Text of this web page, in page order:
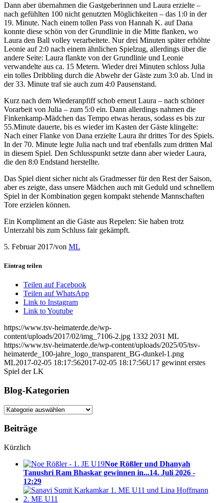
Dann aber übernahmen die Gastgeberinnen und Laura erzielte –
nach gefühlten 100 nicht genutzten Möglichkeiten – das 1:0 in der
19. Minute. Nach einem tollen Pass von Hannah K. auf Dana
konnte diese schön von der Grundlinie in die Mitte flanken, wo
Laura den Ball volley verarbeitete. Nur drei Minuten später erhöhte
Leonie auf 2:0 nach einem ähnlichen Spielzug, allerdings über die
andere Seite: Laura flankte von der Grundlinie und Leonie
verwandelte aus ca. 15 Metern. Wieder drei Minuten schloss Julia
ein tolles Dribbling durch die Abwehr der Gäste zum 3:0 ab. Und in
der 33. Minute traf sie auch zum 4:0 Pausenstand.
Kurz nach dem Wiederanpfiff schob erneut Laura – nach schöner
Vorarbeit von Julia – zum 5:0 ein. Dann allerdings nahmen die
Finkenkamp-Mädchen das Tempo etwas heraus, sodass es bis zur
55.Minute dauerte, bis es wieder im Kasten der Gäste klingelte:
Nach einer Flanke von Dana erzielte Laura ihr drittes Tor des Spiels.
In der 70. Minute legte Julia nach und traf ebenfalls zum dritten Mal
in diesem Spiel. Den Schlusspunkt setzte dann aber wieder Laura,
die den 8:0 Endstand herstellte.
Das Spiel dient sicher nicht als Gradmesser für den Rest der Saison,
aber es zeigte, dass unsere Mädchen auch mit Geduld und schnellem
Spiel in der Kombination gegen kompakt stehende Mannschaften
Tore erzielen können.
Ein Kompliment an die Gäste aus Repelen: Sie haben trotz
Unterzahl bis zum Schluss fair gekämpft.
5. Februar 2017/von ML
Eintrag teilen
Teilen auf Facebook
Teilen auf WhatsApp
Link to Instagram
Link to Youtube
https://www.tsv-heimaterde.de/wp-
content/uploads/2017/02/img_7106-2.jpg 1332 2031 ML
https://www.tsv-heimaterde.de/wp-content/uploads/2025/05/tsv-
heimaterde_100-jahre_logo_transparent_BG-dunkel-1.png
ML2017-02-05 18:17:562017-02-05 18:17:56U17 gewinnt erstes
Spiel der LK
Blog-Kategorien
Blog-
Beiträge
Kürzlich
Noe Rößler und Dhanyah
Tanushri Ram Bhaskar gewinnen in...14. Juli 2026 -
12:29